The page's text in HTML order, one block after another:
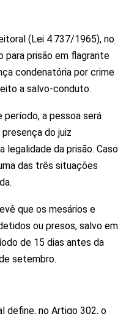
(Lei 4.737/1965), no
para prisão em flagrante
condenatória por crime
a salvo-conduto.
a pessoa será
do juiz
legalidade da prisão. Caso
das três situações
que os mesários e
ou presos, salvo em
de 15 dias antes da
setembro.
define, no Artigo 302, o